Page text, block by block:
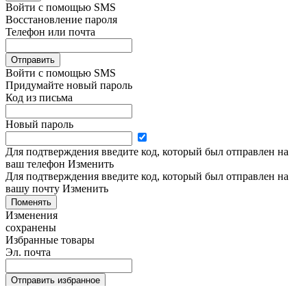
Войти с помощью SMS
Восстановление пароля
Телефон или почта
Отправить
Войти с помощью SMS
Придумайте новый пароль
Код из письма
Новый пароль
Для подтверждения введите код, который был отправлен на
ваш телефон Изменить
Для подтверждения введите код, который был отправлен на
вашу почту Изменить
Поменять
Изменения
сохранены
Избранные товары
Эл. почта
Отправить избранное